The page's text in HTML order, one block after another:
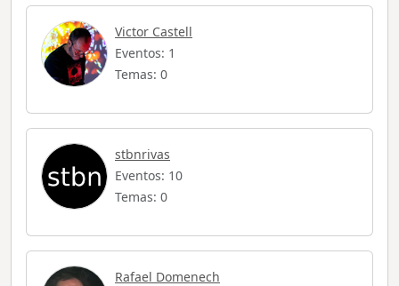
Victor Castell
Eventos: 1
Temas: 0
stbnrivas
Eventos: 10
Temas: 0
Rafael Domenech